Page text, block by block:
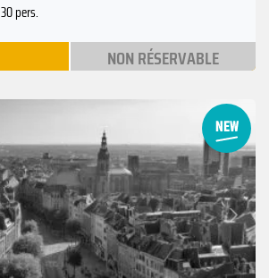
pers.
NON RÉSERVABLE
Suivant